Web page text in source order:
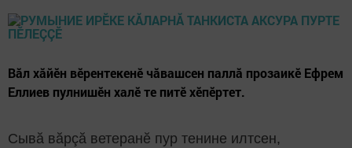
Вăл хăйӗн вӗрентекенӗ чăвашсен паллă прозаикӗ Ефрем
Еллиев пулнишӗн халӗ те питӗ хӗпӗртет.
Сывă вăрçă ветеранӗ пур тенине илтсен,